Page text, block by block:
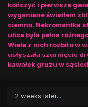
kończyć i pierwsze
wyganiane światłem
ciemno. Nekromantka
ulica była pełna
Wiele z nich rozbito w
usłyszała szurnięcie
kawałek gruzu w
2 weeks later...